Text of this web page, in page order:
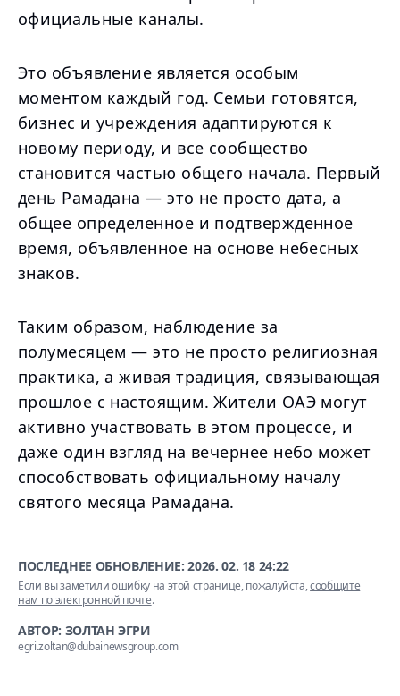
официальные каналы.
Это объявление является особым
моментом каждый год. Семьи готовятся,
бизнес и учреждения адаптируются к
новому периоду, и все сообщество
становится частью общего начала. Первый
день Рамадана — это не просто дата, а
общее определенное и подтвержденное
время, объявленное на основе небесных
знаков.
Таким образом, наблюдение за
полумесяцем — это не просто религиозная
практика, а живая традиция, связывающая
прошлое с настоящим. Жители ОАЭ могут
активно участвовать в этом процессе, и
даже один взгляд на вечернее небо может
способствовать официальному началу
святого месяца Рамадана.
ПОСЛЕДНЕЕ ОБНОВЛЕНИЕ:2026. 02. 18 24:22
Если вы заметили ошибку на этой странице, пожалуйста,сообщите
нам по электронной почте.
АВТОР: ЗОЛТАН ЭГРИ
egri.zoltan@dubainewsgroup.com